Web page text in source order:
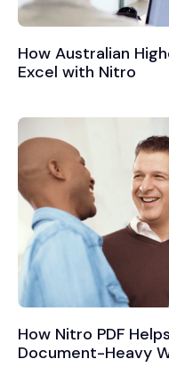
How Australian
Excel with Nitro
How Nitro PDF
Document-Heavy